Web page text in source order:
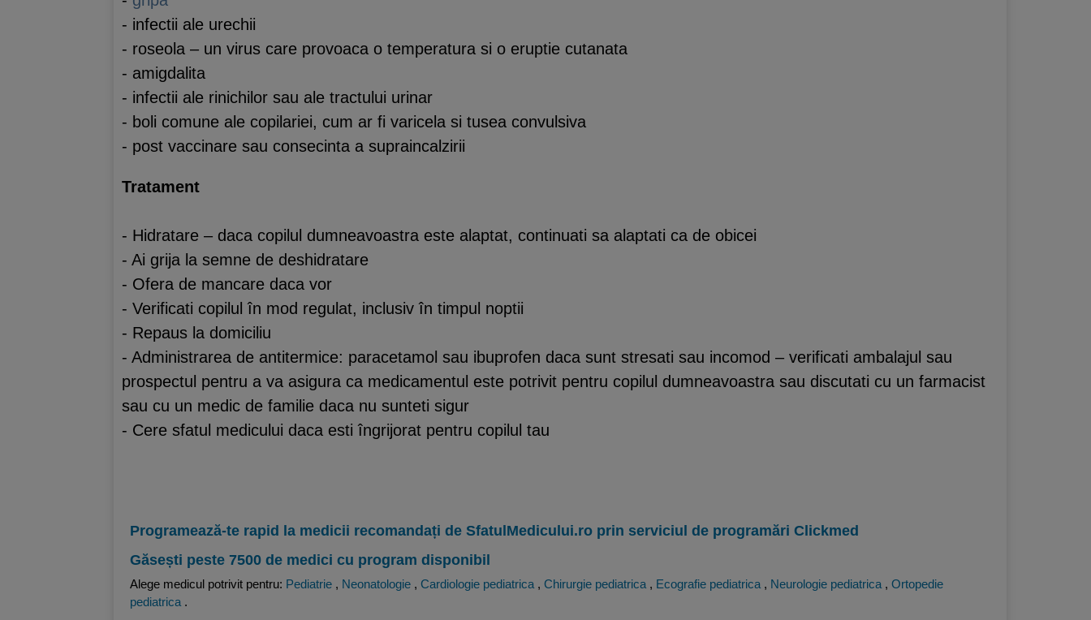
- infectii ale urechii
- roseola – un virus care provoaca o temperatura si o eruptie cutanata
- amigdalita
- infectii ale rinichilor sau ale tractului urinar
- boli comune ale copilariei, cum ar fi varicela si tusea convulsiva
- post vaccinare sau consecinta a supraincalzirii
Tratament
- Hidratare – daca copilul dumneavoastra este alaptat, continuati sa alaptati ca de obicei
- Ai grija la semne de deshidratare
- Ofera de mancare daca vor
- Verificati copilul în mod regulat, inclusiv în timpul noptii
- Repaus la domiciliu
- Administrarea de antitermice: paracetamol sau ibuprofen daca sunt stresati sau incomod – verificati ambalajul sau
prospectul pentru a va asigura ca medicamentul este potrivit pentru copilul dumneavoastra sau discutati cu un farmacist
sau cu un medic de familie daca nu sunteti sigur
- Cere sfatul medicului daca esti îngrijorat pentru copilul tau
Programează-te rapid la medicii recomandați de SfatulMedicului.ro prin serviciul de programări Clickmed
Găsești peste 7500 de medici cu program disponibil
Alege medicul potrivit pentru: Pediatrie , Neonatologie , Cardiologie pediatrica , Chirurgie pediatrica , Ecografie pediatrica , Neurologie pediatrica , Ortopedie
pediatrica .